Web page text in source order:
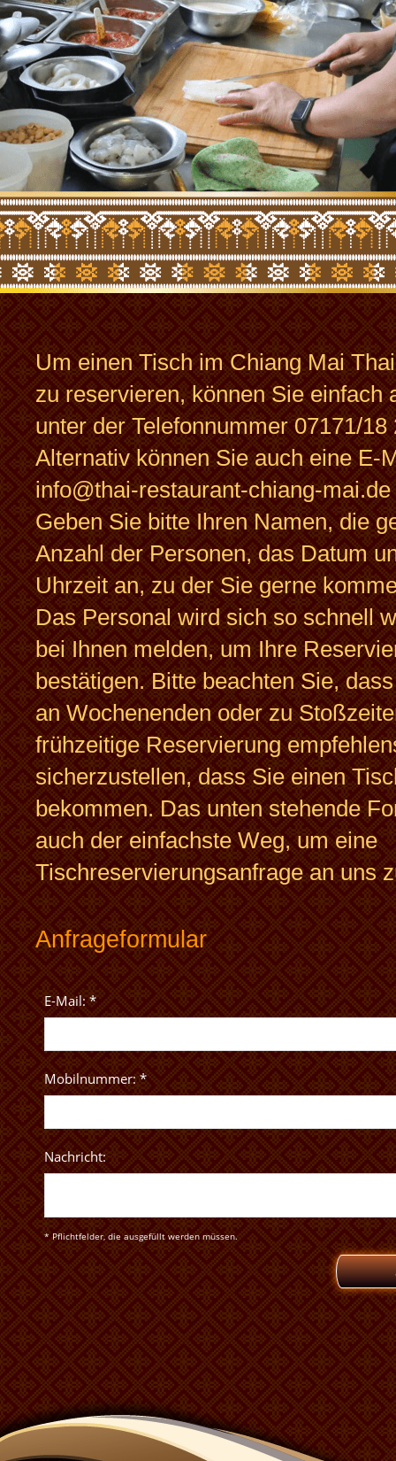
Um einen Tisch im Chiang Mai
zu reservieren, können Sie einfach
unter der Telefonnummer 07171/18
Alternativ können Sie auch eine E-
info@thai-restaurant-chiang-
Geben Sie bitte Ihren Namen, die
Anzahl der Personen, das Datum
Uhrzeit an, zu der Sie gerne
Das Personal wird sich so schnell
bei Ihnen melden, um Ihre
bestätigen. Bitte beachten Sie,
an Wochenenden oder zu
frühzeitige Reservierung
sicherzustellen, dass Sie einen
bekommen. Das unten stehende
auch der einfachste Weg, um eine
Tischreservierungsanfrage an uns
Anfrageformular